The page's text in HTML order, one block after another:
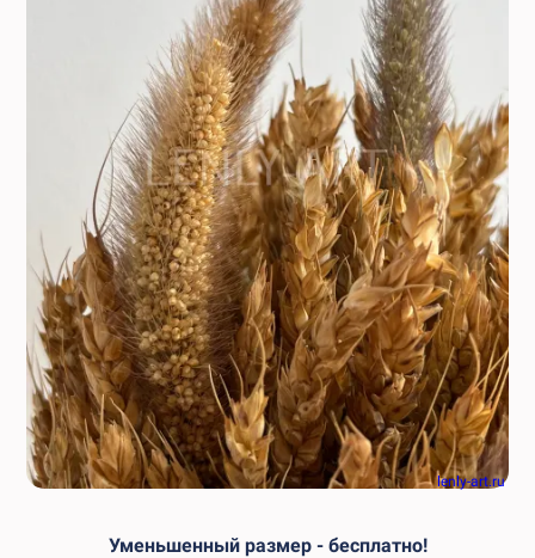
lenly-art.ru
Уменьшенный размер - бесплатно!